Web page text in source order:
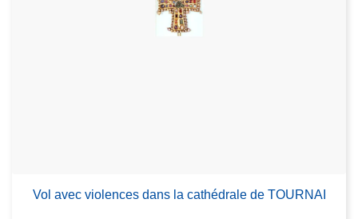
Vol avec violences dans la cathédrale de TOURNAI